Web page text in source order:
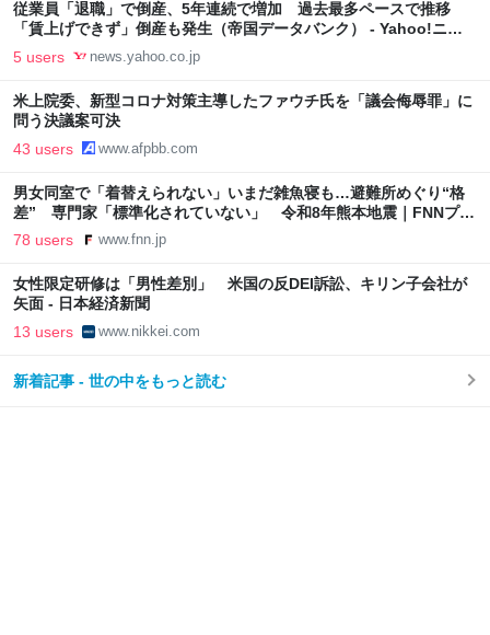
従業員「退職」で倒産、5年連続で増加 過去最多ペースで推移
「賃上げできず」倒産も発生（帝国データバンク） - Yahoo!ニュ
ース
5 users news.yahoo.co.jp
米上院委、新型コロナ対策主導したファウチ氏を「議会侮辱罪」に
問う決議案可決
43 users www.afpbb.com
男女同室で「着替えられない」いまだ雑魚寝も…避難所めぐり“格
差” 専門家「標準化されていない」 令和8年熊本地震｜FNNプラ
イムオンライン
78 users www.fnn.jp
女性限定研修は「男性差別」 米国の反DEI訴訟、キリン子会社が
矢面 - 日本経済新聞
13 users www.nikkei.com
新着記事 - 世の中をもっと読む